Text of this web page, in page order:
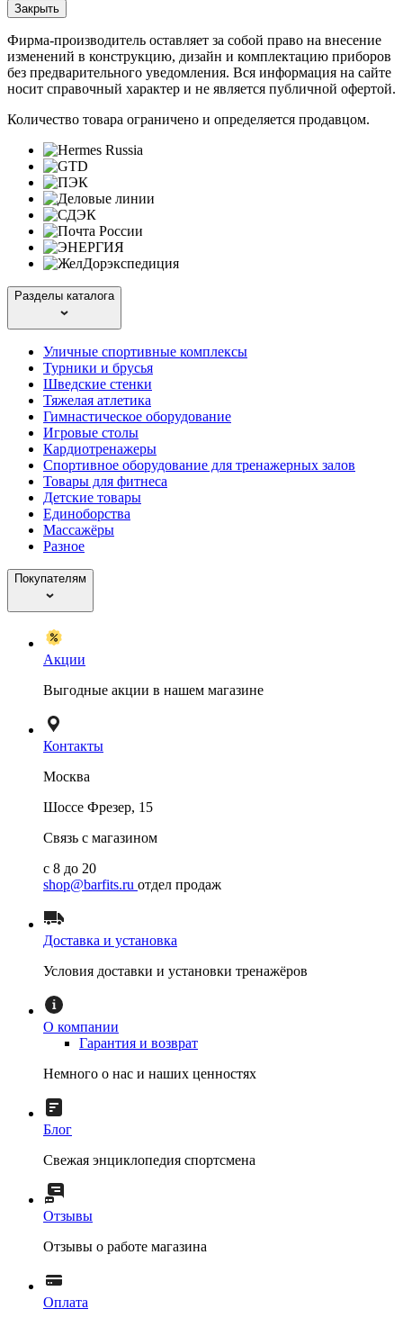
Закрыть
Фирма-производитель оставляет за собой право на внесение
изменений в конструкцию, дизайн и комплектацию приборов
без предварительного уведомления. Вся информация на сайте
носит справочный характер и не является публичной офертой.
Количество товара ограничено и определяется продавцом.
Разделы каталога
Уличные спортивные комплексы
Турники и брусья
Шведские стенки
Тяжелая атлетика
Гимнастическое оборудование
Игровые столы
Кардиотренажеры
Спортивное оборудование для тренажерных залов
Товары для фитнеса
Детские товары
Единоборства
Массажёры
Разное
Покупателям
Акции
Выгодные акции в нашем магазине
Контакты
Москва
Шоссе Фрезер, 15
Связь с магазином
с 8 до 20
shop@barfits.ru отдел продаж
Доставка и установка
Условия доставки и установки тренажёров
О компании
Гарантия и возврат
Немного о нас и наших ценностях
Блог
Свежая энциклопедия спортсмена
Отзывы
Отзывы о работе магазина
Оплата